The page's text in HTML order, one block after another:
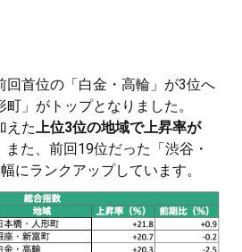
回首位の「白金・高輪」が3位へ
」がトップとなりました。
えた 上位3位の地域で上昇率が
また、前回19位だった「渋谷・
にランクアップしています。